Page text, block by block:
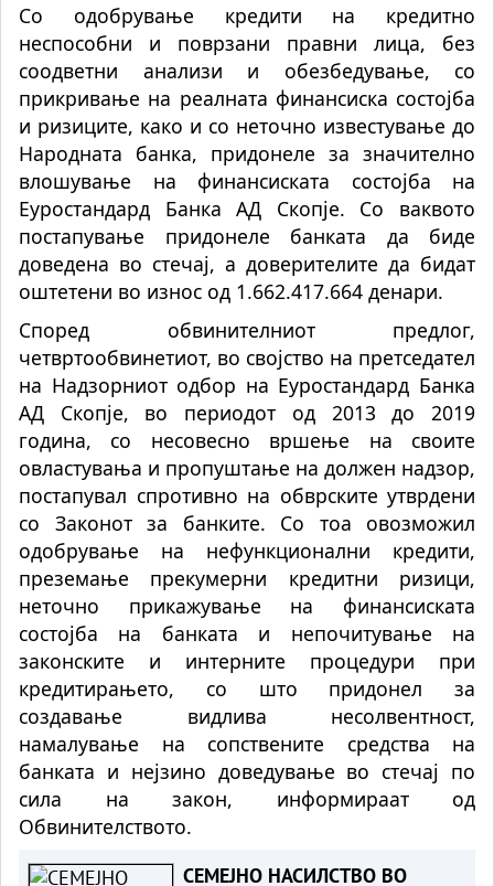
Со одобрување кредити на кредитно
неспособни и поврзани правни лица, без
соодветни анализи и обезбедување, со
прикривање на реалната финансиска состојба
и ризиците, како и со неточно известување до
Народната банка, придонеле за значително
влошување на финансиската состојба на
Еуростандард Банка АД Скопје. Со ваквото
постапување придонеле банката да биде
доведена во стечај, а доверителите да бидат
оштетени во износ од 1.662.417.664 денари.
Според обвинителниот предлог,
четвртообвинетиот, во својство на претседател
на Надзорниот одбор на Еуростандард Банка
АД Скопје, во периодот од 2013 до 2019
година, со несовесно вршење на своите
овластувања и пропуштање на должен надзор,
постапувал спротивно на обврските утврдени
со Законот за банките. Со тоа овозможил
одобрување на нефункционални кредити,
преземање прекумерни кредитни ризици,
неточно прикажување на финансиската
состојба на банката и непочитување на
законските и интерните процедури при
кредитирањето, со што придонел за
создавање видлива несолвентност,
намалување на сопствените средства на
банката и нејзино доведување во стечај по
сила на закон, информираат од
Обвинителството.
СЕМЕЈНО НАСИЛСТВО ВО